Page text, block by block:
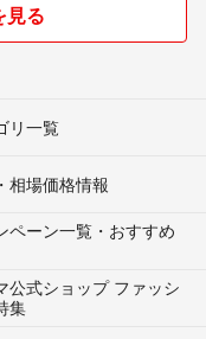
見る
リ一覧
相場価格情報
ペーン一覧・おすすめ
公式ショップ ファッシ
集